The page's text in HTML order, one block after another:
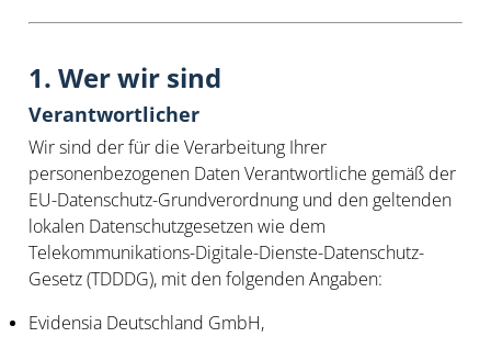
1. Wer wir sind
Verantwortlicher
Wir sind der für die Verarbeitung Ihrer
personenbezogenen Daten Verantwortliche gemäß der
EU-Datenschutz-Grundverordnung und den geltenden
lokalen Datenschutzgesetzen wie dem
Telekommunikations-Digitale-Dienste-Datenschutz-
Gesetz (TDDDG), mit den folgenden Angaben:
Evidensia Deutschland GmbH,